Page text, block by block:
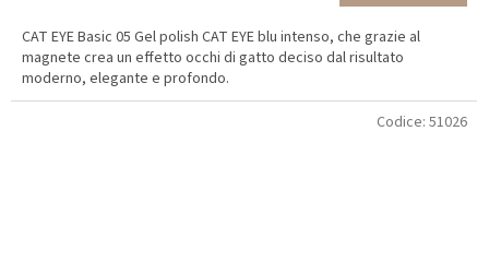
CAT EYE Basic 05 Gel polish CAT EYE blu intenso, che grazie al
magnete crea un effetto occhi di gatto deciso dal risultato
moderno, elegante e profondo.
Codice: 51026